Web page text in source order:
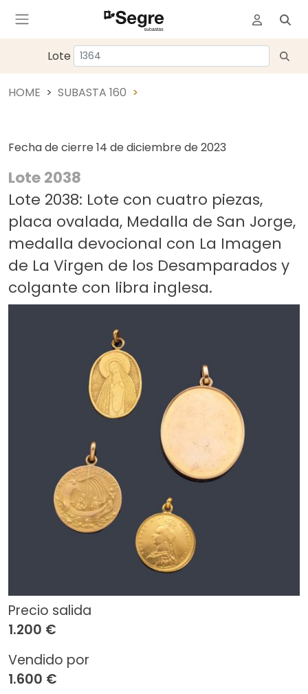
Lote
HOME SUBASTA 160
Fecha de cierre 14 de diciembre de 2023
Lote 2038
Lote 2038: Lote con cuatro piezas,
placa ovalada, Medalla de San Jorge,
medalla devocional con La Imagen
de La Virgen de los Desamparados y
colgante con libra inglesa.
Precio salida
1.200 €
Vendido por
1.600 €